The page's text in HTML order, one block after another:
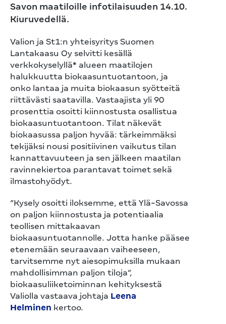
Savon maatiloille infotilaisuuden 14.10.
Kiuruvedellä.
Valion ja St1:n yhteisyritys Suomen
Lantakaasu Oy selvitti kesällä
verkkokyselyllä* alueen maatilojen
halukkuutta biokaasuntuotantoon, ja
onko lantaa ja muita biokaasun syötteitä
riittävästi saatavilla. Vastaajista yli 90
prosenttia osoitti kiinnostusta osallistua
biokaasuntuotantoon. Tilat näkevät
biokaasussa paljon hyvää: tärkeimmäksi
tekijäksi nousi positiivinen vaikutus tilan
kannattavuuteen ja sen jälkeen maatilan
ravinnekiertoa parantavat toimet sekä
ilmastohyödyt.
”Kysely osoitti iloksemme, että Ylä-Savossa
on paljon kiinnostusta ja potentiaalia
teollisen mittakaavan
biokaasuntuotannolle. Jotta hanke pääsee
etenemään seuraavaan vaiheeseen,
tarvitsemme nyt aiesopimuksilla mukaan
mahdollisimman paljon tiloja”,
biokaasuliiketoiminnan kehityksestä
Valiolla vastaava johtaja Leena
Helminen kertoo.